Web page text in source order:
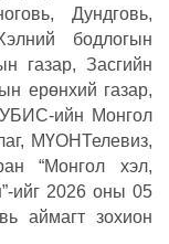
Дундговь,
бодлогын
газар, Засгийн
ерөнхий газар,
ийн Монгол
МҮОНТелевиз,
“Монгол хэл,
ийг 2026 оны 05
аймагт зохион